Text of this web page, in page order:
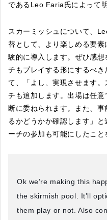
であるLeo Faria氏によって
スカーミッシュについて、
替として、より楽しめる要
験的に導入します。ぜひ感
チもプレイする形にするべ
て、「よし、実現させます
チも追加します。出場は任
断に委ねられます。また、
るかどうかか確認します」
ーチの参加も可能にしたこと
Ok we’re making this
the skirmish pool. It’ll
them play or not. Also